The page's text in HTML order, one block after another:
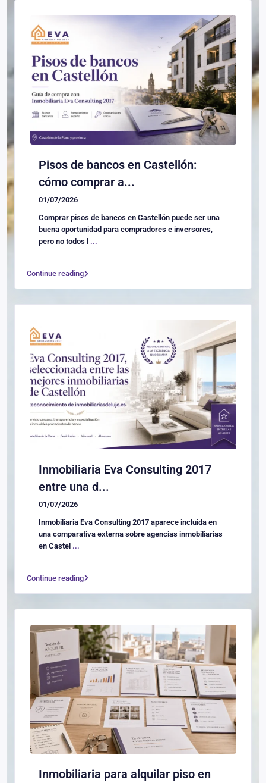
Pisos de bancos en Castellón:
cómo comprar a...
01/07/2026
Comprar pisos de bancos en Castellón puede ser una
buena oportunidad para compradores e inversores,
pero no todos l ...
Continue reading
Inmobiliaria Eva Consulting 2017
entre una d...
01/07/2026
Inmobiliaria Eva Consulting 2017 aparece incluida en
una comparativa externa sobre agencias inmobiliarias
en Castel ...
Continue reading
Inmobiliaria para alquilar piso en